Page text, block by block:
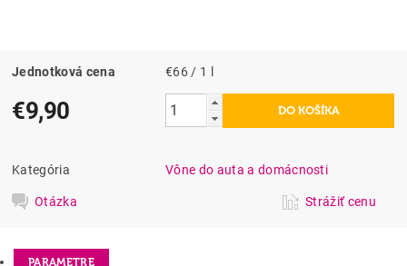
Jednotková cena €66 / 1 l
€9,90
Kategória Vône do auta a domácnosti
Otázka Strážiť cenu
PARAMETRE